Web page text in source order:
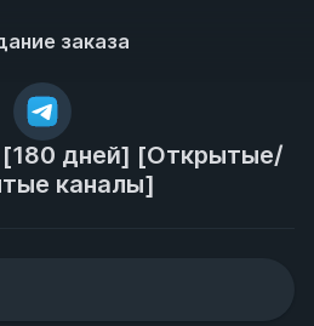
заказа
дней] [Открытые/
каналы]